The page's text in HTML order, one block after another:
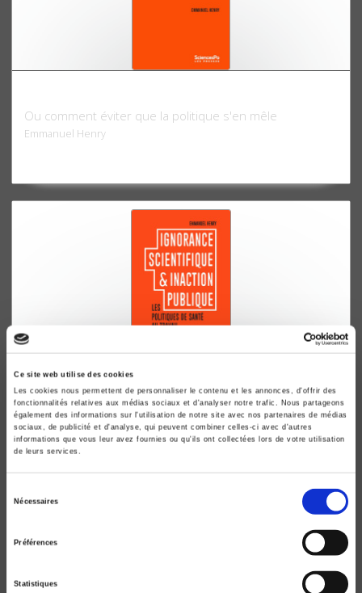
Ce site web utilise des cookies
Les cookies nous permettent de personnaliser le contenu et les annonces, d'offrir des
fonctionnalités relatives aux médias sociaux et d'analyser notre trafic. Nous partageons
également des informations sur l'utilisation de notre site avec nos partenaires de médias
sociaux, de publicité et d'analyse, qui peuvent combiner celles-ci avec d'autres
informations que vous leur avez fournies ou qu'ils ont collectées lors de votre utilisation
de leurs services.
Nécessaires
Préférences
Statistiques
Ou comment éviter que la politique s'en mêle
Emmanuel Henry
Ignorance scientifique et inaction publique
Les politiques de santé au travail
Emmanuel Henry